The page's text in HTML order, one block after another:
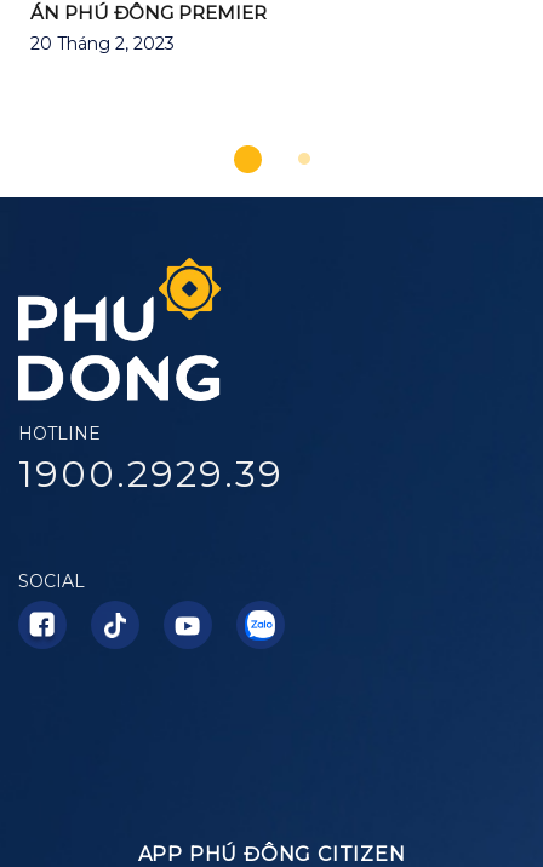
ÁN PHÚ ĐÔNG PREMIER
20 Tháng 2, 2023
HOTLINE
1900.2929.39
SOCIAL
APP PHÚ ĐÔNG CITIZEN